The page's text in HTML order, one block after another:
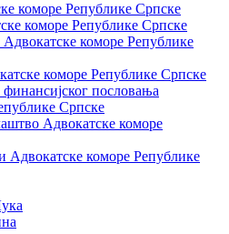
коморе Републике Српске
коморе Републике Српске
коморе Републике
коморе Републике Српске
пословања
Српске
Адвокатске коморе
Адвокатске коморе Републике